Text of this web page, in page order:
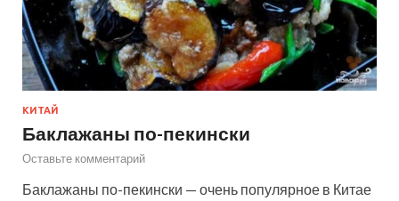
КИТАЙ
Баклажаны по-пекински
Оставьте комментарий
Баклажаны по-пекински — очень популярное в Китае